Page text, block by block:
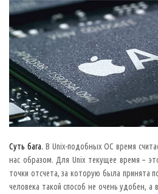
Суть бага. В Unix-подобных ОС время
нас образом. Для Unix текущее время –
точки отсчета, за которую была принята
человека такой способ не очень удобен,
д
е
и
и
в
п
р
и
д
у
м
н
н
м
м
и
е
и